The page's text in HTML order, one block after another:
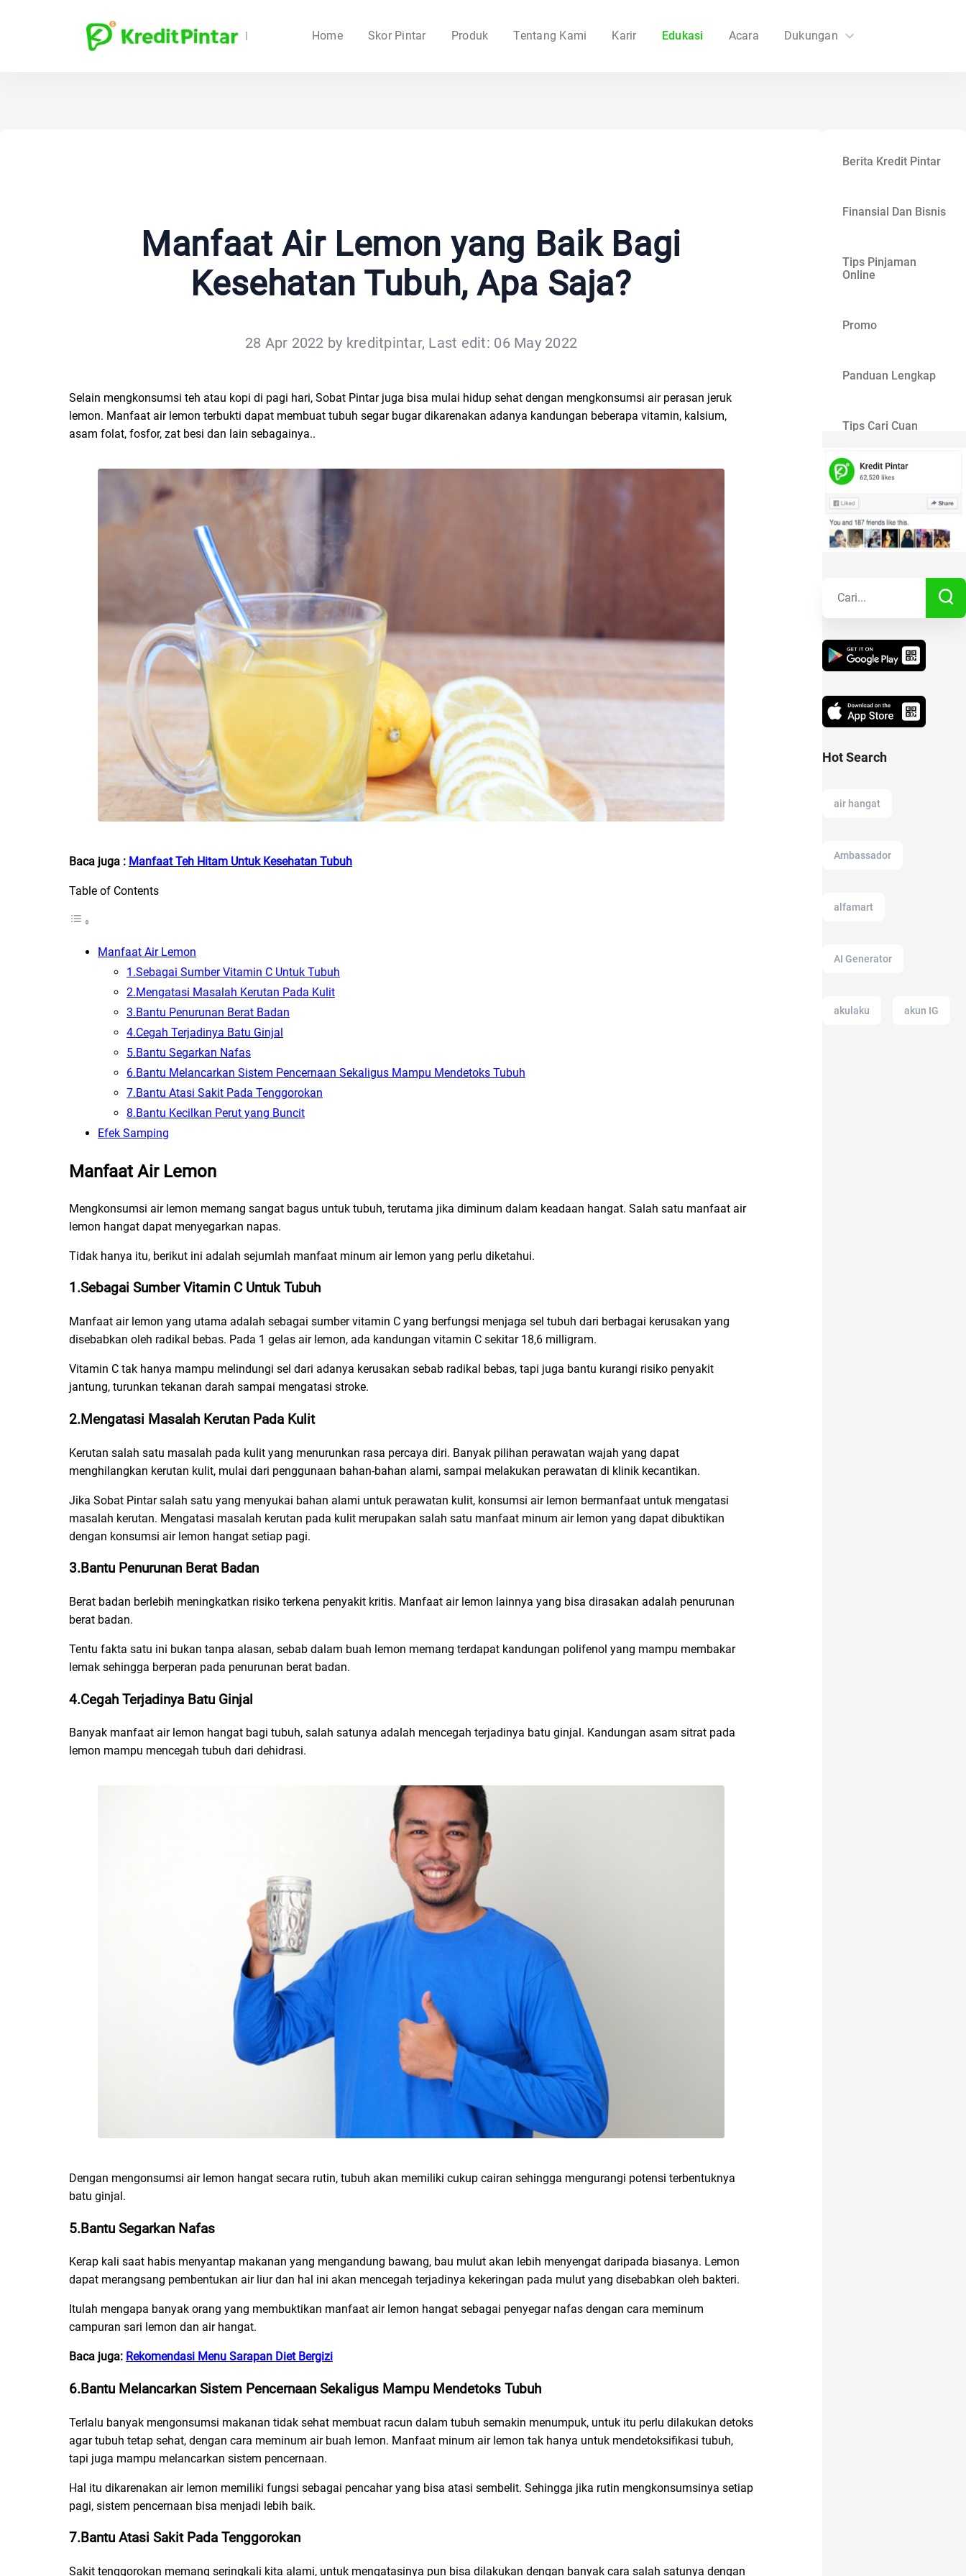
Home Skor Pintar Produk Tentang Kami Karir Edukasi Acara Dukungan
Manfaat Air Lemon yang Baik Bagi
Kesehatan Tubuh, Apa Saja?
28 Apr 2022 by kreditpintar, Last edit: 06 May 2022
Selain mengkonsumsi teh atau kopi di pagi hari, Sobat Pintar juga bisa mulai hidup sehat dengan mengkonsumsi air perasan jeruk
lemon. Manfaat air lemon terbukti dapat membuat tubuh segar bugar dikarenakan adanya kandungan beberapa vitamin, kalsium,
asam folat, fosfor, zat besi dan lain sebagainya..
Baca juga : Manfaat Teh Hitam Untuk Kesehatan Tubuh
Table of Contents
Manfaat Air Lemon
1.Sebagai Sumber Vitamin C Untuk Tubuh
2.Mengatasi Masalah Kerutan Pada Kulit
3.Bantu Penurunan Berat Badan
4.Cegah Terjadinya Batu Ginjal
5.Bantu Segarkan Nafas
6.Bantu Melancarkan Sistem Pencernaan Sekaligus Mampu Mendetoks Tubuh
7.Bantu Atasi Sakit Pada Tenggorokan
8.Bantu Kecilkan Perut yang Buncit
Efek Samping
Manfaat Air Lemon
Mengkonsumsi air lemon memang sangat bagus untuk tubuh, terutama jika diminum dalam keadaan hangat. Salah satu manfaat air
lemon hangat dapat menyegarkan napas.
Tidak hanya itu, berikut ini adalah sejumlah manfaat minum air lemon yang perlu diketahui.
1.Sebagai Sumber Vitamin C Untuk Tubuh
Manfaat air lemon yang utama adalah sebagai sumber vitamin C yang berfungsi menjaga sel tubuh dari berbagai kerusakan yang
disebabkan oleh radikal bebas. Pada 1 gelas air lemon, ada kandungan vitamin C sekitar 18,6 milligram.
Vitamin C tak hanya mampu melindungi sel dari adanya kerusakan sebab radikal bebas, tapi juga bantu kurangi risiko penyakit
jantung, turunkan tekanan darah sampai mengatasi stroke.
2.Mengatasi Masalah Kerutan Pada Kulit
Kerutan salah satu masalah pada kulit yang menurunkan rasa percaya diri. Banyak pilihan perawatan wajah yang dapat
menghilangkan kerutan kulit, mulai dari penggunaan bahan-bahan alami, sampai melakukan perawatan di klinik kecantikan.
Jika Sobat Pintar salah satu yang menyukai bahan alami untuk perawatan kulit, konsumsi air lemon bermanfaat untuk mengatasi
masalah kerutan. Mengatasi masalah kerutan pada kulit merupakan salah satu manfaat minum air lemon yang dapat dibuktikan
dengan konsumsi air lemon hangat setiap pagi.
3.Bantu Penurunan Berat Badan
Berat badan berlebih meningkatkan risiko terkena penyakit kritis. Manfaat air lemon lainnya yang bisa dirasakan adalah penurunan
berat badan.
Tentu fakta satu ini bukan tanpa alasan, sebab dalam buah lemon memang terdapat kandungan polifenol yang mampu membakar
lemak sehingga berperan pada penurunan berat badan.
4.Cegah Terjadinya Batu Ginjal
Banyak manfaat air lemon hangat bagi tubuh, salah satunya adalah mencegah terjadinya batu ginjal. Kandungan asam sitrat pada
lemon mampu mencegah tubuh dari dehidrasi.
Dengan mengonsumsi air lemon hangat secara rutin, tubuh akan memiliki cukup cairan sehingga mengurangi potensi terbentuknya
batu ginjal.
5.Bantu Segarkan Nafas
Kerap kali saat habis menyantap makanan yang mengandung bawang, bau mulut akan lebih menyengat daripada biasanya. Lemon
dapat merangsang pembentukan air liur dan hal ini akan mencegah terjadinya kekeringan pada mulut yang disebabkan oleh bakteri.
Itulah mengapa banyak orang yang membuktikan manfaat air lemon hangat sebagai penyegar nafas dengan cara meminum
campuran sari lemon dan air hangat.
Baca juga: Rekomendasi Menu Sarapan Diet Bergizi
6.Bantu Melancarkan Sistem Pencernaan Sekaligus Mampu Mendetoks Tubuh
Terlalu banyak mengonsumsi makanan tidak sehat membuat racun dalam tubuh semakin menumpuk, untuk itu perlu dilakukan detoks
agar tubuh tetap sehat, dengan cara meminum air buah lemon. Manfaat minum air lemon tak hanya untuk mendetoksifikasi tubuh,
tapi juga mampu melancarkan sistem pencernaan.
Hal itu dikarenakan air lemon memiliki fungsi sebagai pencahar yang bisa atasi sembelit. Sehingga jika rutin mengkonsumsinya setiap
pagi, sistem pencernaan bisa menjadi lebih baik.
7.Bantu Atasi Sakit Pada Tenggorokan
Sakit tenggorokan memang seringkali kita alami, untuk mengatasinya pun bisa dilakukan dengan banyak cara salah satunya dengan
Berita Kredit Pintar
Finansial Dan Bisnis
Tips Pinjaman
Online
Promo
Panduan Lengkap
Tips Cari Cuan
Gaya Hidup
Kisah Sukses
Hot Search
air hangat
Ambassador
alfamart
AI Generator
akulaku akun IG